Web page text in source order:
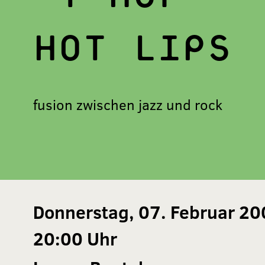
HOT LIPS
fusion zwischen jazz und rock
Donnerstag, 07. Februar
20:00 Uhr